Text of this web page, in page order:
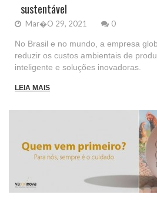
sustentável
Mar�o 29, 2021 0
No Brasil e no mundo, a empresa
reduzir os custos ambientais de
inteligente e soluções inovadoras.
LEIA MAIS